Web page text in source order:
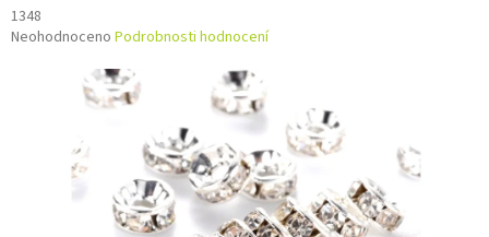
1348
Průměrné
hvězdiček.
Neohodnoceno Podrobnosti hodnocení